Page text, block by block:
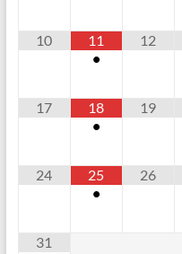
10
11
•
12
17
18
•
19
24
25
•
26
31